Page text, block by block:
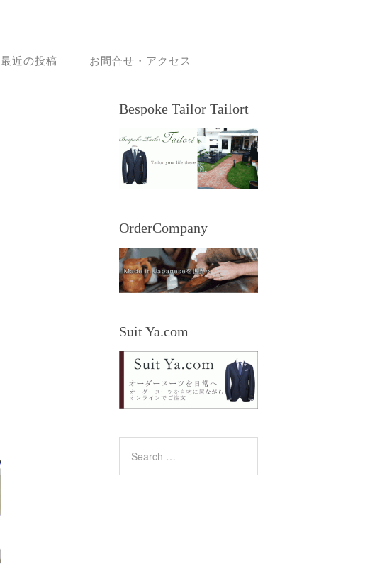
最近の投稿 お問合せ・アクセス
Bespoke Tailor Tailort
OrderCompany
Suit Ya.com